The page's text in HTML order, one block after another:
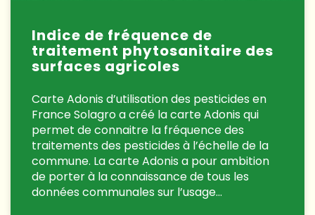
Indice de fréquence de
traitement phytosanitaire des
surfaces agricoles
Carte Adonis d’utilisation des pesticides en
France Solagro a créé la carte Adonis qui
permet de connaitre la fréquence des
traitements des pesticides à l’échelle de la
commune. La carte Adonis a pour ambition
de porter à la connaissance de tous les
données communales sur l’usage…